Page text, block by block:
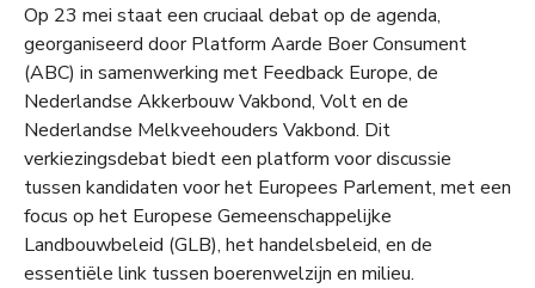
Op 23 mei staat een cruciaal debat op de agenda,
georganiseerd door Platform Aarde Boer Consument
(ABC) in samenwerking met Feedback Europe, de
Nederlandse Akkerbouw Vakbond, Volt en de
Nederlandse Melkveehouders Vakbond. Dit
verkiezingsdebat biedt een platform voor discussie
tussen kandidaten voor het Europees Parlement, met een
focus op het Europese Gemeenschappelijke
Landbouwbeleid (GLB), het handelsbeleid, en de
essentiële link tussen boerenwelzijn en milieu.